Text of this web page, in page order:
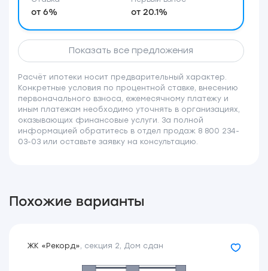
от 6% от 20.1%
Показать все предложения
Расчёт ипотеки носит предварительный характер.
Конкретные условия по процентной ставке, внесению
первоначального взноса, ежемесячному платежу и
иным платежам необходимо уточнять в организациях,
оказывающих финансовые услуги. За полной
информацией обратитесь в отдел продаж 8 800 234-
03-03 или оставьте заявку на консультацию.
Похожие варианты
ЖК «Рекорд», секция 2, Дом сдан